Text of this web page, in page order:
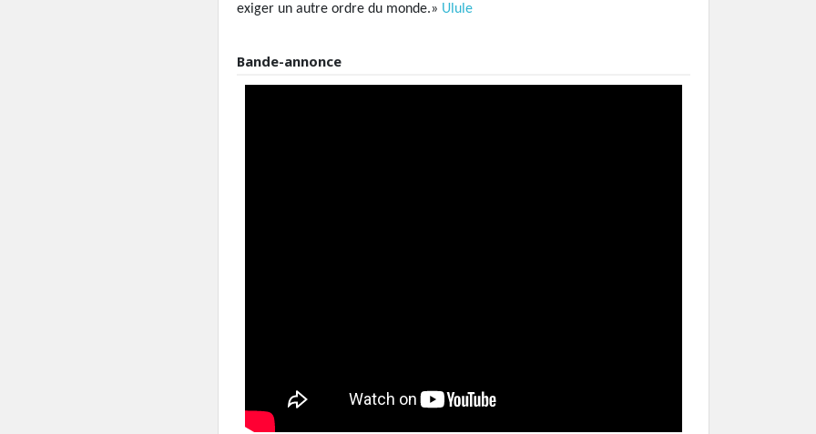
exiger un autre ordre du monde.» Ulule
Bande-annonce